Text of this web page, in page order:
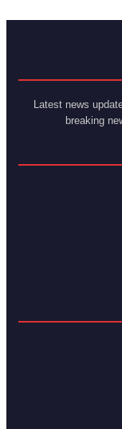
Latest news
breaking